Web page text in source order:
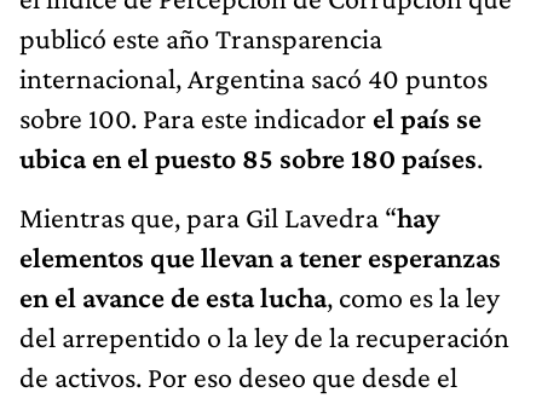
publicó este año Transparencia
internacional, Argentina sacó 40 puntos
sobre 100. Para este indicador el país se
ubica en el puesto 85 sobre 180 países.
Mientras que, para Gil Lavedra “hay
elementos que llevan a tener esperanzas
en el avance de esta lucha, como es la ley
del arrepentido o la ley de la recuperación
de activos. Por eso deseo que desde el